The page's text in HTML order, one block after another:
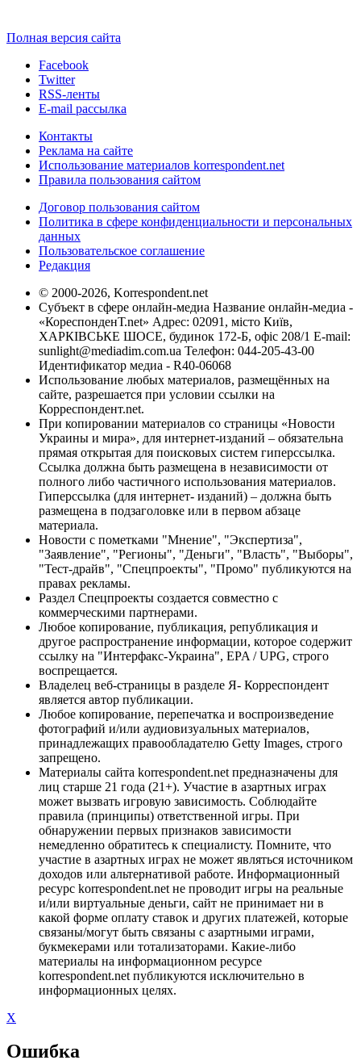
Полная версия сайта
Facebook
Twitter
RSS-ленты
E-mail рассылка
Контакты
Реклама на сайте
Использование материалов korrespondent.net
Правила пользования сайтом
Договор пользования сайтом
Политика в сфере конфиденциальности и персональных
данных
Пользовательское соглашение
Редакция
© 2000-2026, Korrespondent.net
Субъект в сфере онлайн-медиа Название онлайн-медиа -
«КореспонденТ.net» Адрес: 02091, місто Київ,
ХАРКІВСЬКЕ ШОСЕ, будинок 172-Б, офіс 208/1 E-mail:
sunlight@mediadim.com.ua Телефон: 044-205-43-00
Идентификатор медиа - R40-06068
Использование любых материалов, размещённых на
сайте, разрешается при условии ссылки на
Корреспондент.net.
При копировании материалов со страницы «Новости
Украины и мира», для интернет-изданий – обязательна
прямая открытая для поисковых систем гиперссылка.
Ссылка должна быть размещена в независимости от
полного либо частичного использования материалов.
Гиперссылка (для интернет- изданий) – должна быть
размещена в подзаголовке или в первом абзаце
материала.
Новости с пометками "Мнение", "Экспертиза",
"Заявление", "Регионы", "Деньги", "Власть", "Выборы",
"Тест-драйв", "Спецпроекты", "Промо" публикуются на
правах рекламы.
Раздел Спецпроекты создается совместно с
коммерческими партнерами.
Любое копирование, публикация, републикация и
другое распространение информации, которое содержит
ссылку на "Интерфакс-Украина", EPA / UPG, строго
воспрещается.
Владелец веб-страницы в разделе Я- Корреспондент
является автор публикации.
Любое копирование, перепечатка и воспроизведение
фотографий и/или аудиовизуальных материалов,
принадлежащих правообладателю Getty Images, строго
запрещено.
Материалы сайта korrespondent.net предназначены для
лиц старше 21 года (21+). Участие в азартных играх
может вызвать игровую зависимость. Соблюдайте
правила (принципы) ответственной игры. При
обнаружении первых признаков зависимости
немедленно обратитесь к специалисту. Помните, что
участие в азартных играх не может являться источником
доходов или альтернативой работе. Информационный
ресурс korrespondent.net не проводит игры на реальные
и/или виртуальные деньги, сайт не принимает ни в
какой форме оплату ставок и других платежей, которые
связаны/могут быть связаны с азартными играми,
букмекерами или тотализаторами. Какие-либо
материалы на информационном ресурсе
korrespondent.net публикуются исключительно в
информационных целях.
X
Ошибка